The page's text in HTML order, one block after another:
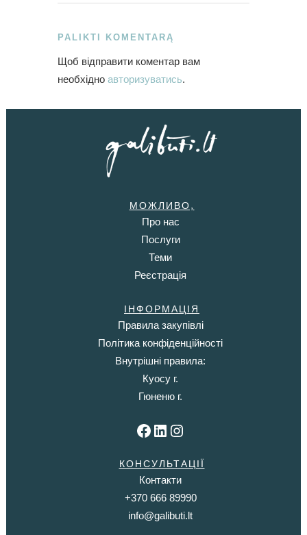
PALIKTI KOMENTARĄ
Щоб відправити коментар вам
необхідно авторизуватись.
МОЖЛИВО,
Про нас
Послуги
Теми
Реєстрація
ІНФОРМАЦІЯ
Правила закупівлі
Політика конфіденційності
Внутрішні правила:
Куосу г.
Гюненю г.
Facebook
LinkedIn
Instagram
КОНСУЛЬТАЦІЇ
Контакти
+370 666 89990
info@galibuti.lt